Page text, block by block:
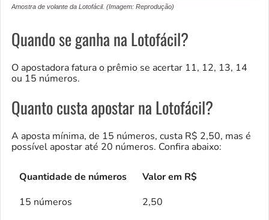
Amostra de volante da Lotofácil. (Imagem: Reprodução)
Quando se ganha na Lotofácil?
O apostadora fatura o prêmio se acertar 11, 12, 13, 14
ou 15 números.
Quanto custa apostar na Lotofácil?
A aposta mínima, de 15 números, custa R$ 2,50, mas é
possível apostar até 20 números. Confira abaixo:
Quantidade de números
Valor em R$
15 números
2,50